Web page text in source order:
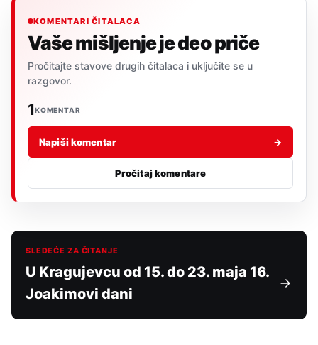
KOMENTARI ČITALACA
Vaše mišljenje je deo priče
Pročitajte stavove drugih čitalaca i uključite se u
razgovor.
1KOMENTAR
Napiši komentar →
Pročitaj komentare
SLEDEĆE ZA ČITANJE
U Kragujevcu od 15. do 23. maja 16.
Joakimovi dani